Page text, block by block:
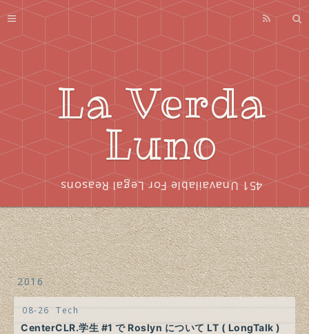
La Verda
Luno
451 Unavailable For Legal Reasons
2016
08-26 Tech
CenterCLR.学生 #1 で Roslyn について LT ( LongTalk )
Profile
About
Series
Index